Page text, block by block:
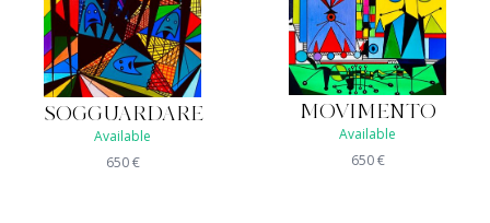
SOGGUARDARE
Available
650€
MOVIMENTO
Available
650€